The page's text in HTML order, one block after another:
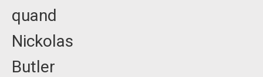
quand
Nickolas
Butler